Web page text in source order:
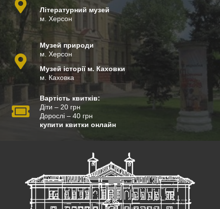
Літературний музей
м. Херсон
mostbet az
mostbet az
Музей природи
м. Херсон
Музей історії м. Каховки
м. Каховка
Вартість квитків:
Діти – 20 грн
Дорослі – 40 грн
купити квитки онлайн